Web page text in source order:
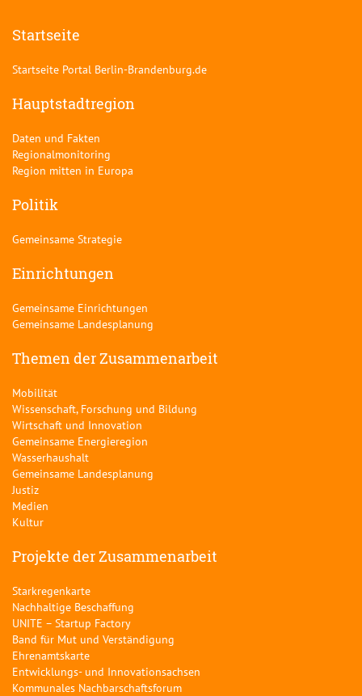
Startseite
Startseite Portal Berlin-Brandenburg.de
Hauptstadtregion
Daten und Fakten
Regionalmonitoring
Region mitten in Europa
Politik
Gemeinsame Strategie
Einrichtungen
Gemeinsame Einrichtungen
Gemeinsame Landesplanung
Themen der Zusammenarbeit
Mobilität
Wissenschaft, Forschung und Bildung
Wirtschaft und Innovation
Gemeinsame Energieregion
Wasserhaushalt
Gemeinsame Landesplanung
Justiz
Medien
Kultur
Projekte der Zusammenarbeit
Starkregenkarte
Nachhaltige Beschaffung
UNITE – Startup Factory
Band für Mut und Verständigung
Ehrenamtskarte
Entwicklungs- und Innovationsachsen
Kommunales Nachbarschaftsforum